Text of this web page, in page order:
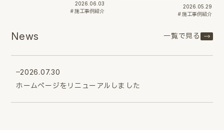
2026.06.03
施工事例紹介
2026.05.29
施工事例紹介
News 一覧で見る
2026.07.30
ホームページをリニューアルしました